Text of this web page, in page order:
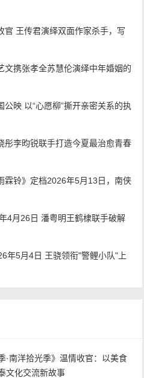
官 王传君演绎双面作家杀手，写
文携张孝全苏慧伦演绎中年婚姻的
映 以“心愿柳”撕开亲密关系的执
彤李昀锐联手打造今夏最治愈青春
霖铃》定档2026年5月13日，南侠
4月26日 潘粤明王鹤棣联手破解
年5月4日 王骁领衔"警鲤小队"上
·南洋拾光季》温情收官：以美食
文化交流新故事